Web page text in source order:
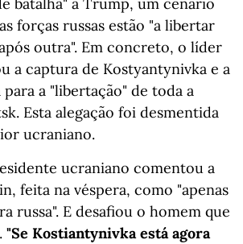
forças russas estão "a libertar
outra". Em concreto, o líder
a captura de Kostyantynivka e a
a "libertação" de toda a
Esta alegação foi desmentida
ucraniano.
ucraniano comentou a
feita na véspera, como "apenas
russa". E desafiou o homem que
"Se Kostiantynivka está agora